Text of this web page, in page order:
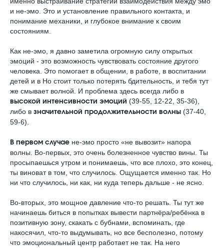
и не-эмо. Это и установление правильного контакта, и
понимание механики, и глубокое внимание к своим
состояниям.
Как не-эмо, я давно заметила огромную силу открытых
эмоций - это возможность чувствовать состояние другого
человека. Это помогает в общении, в работе, в воспитании
детей и в Но стоит только потерять бдительность, и тебя тут
же смывает волной. И проблема здесь всегда либо в
высокой интенсивности эмоций (39-55, 12-22, 35-36),
либо в значительной продолжительности волны (37-40,
59-6).
В первом случае не-эмо просто «не вывозит» напора
волны. Во-первых, это очень болезненное чувство вины. Ты
просыпаешься утром и понимаешь, что все плохо, это конец,
ты виноват в том, что случилось. Ощущается именно так. Но
ни что случилось, ни как, ни куда теперь дальше - не ясно.
Во-вторых, это мощное давление что-то решать. Ты тут же
начинаешь биться в попытках вывести партнёра/ребёнка в
позитивную зону, скакать с бубнами, вспоминать, где
накосячил, что-то выдумывать, но все бесполезно, потому
что эмоциональный центр работает не так. На него